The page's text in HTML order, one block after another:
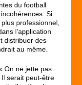
du football
Si
professionnel,
l’application
distribuer des
au même.
On ne jette pas
Il serait peut-être